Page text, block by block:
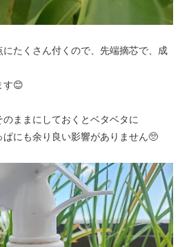
たくさん付くので、先端摘芯で、成
す😊
ままにしておくとベタベタに
にも余り良い影響がありません🥺